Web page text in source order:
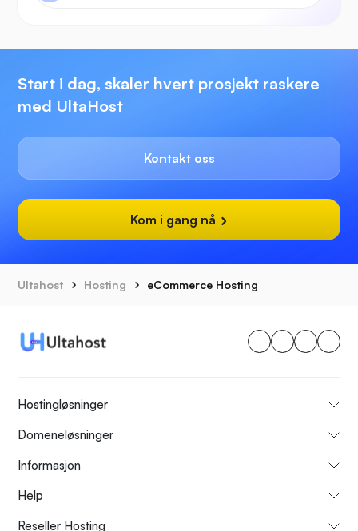
Start i dag, skaler hvert prosjekt raskere
med UltaHost
Kontakt oss
Kom i gang nå
Ultahost Hosting eCommerce Hosting
Hostingløsninger
Domeneløsninger
Informasjon
Help
Reseller Hosting